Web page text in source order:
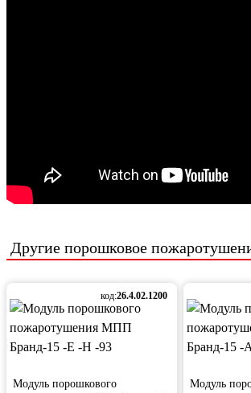
Другие порошковое
код:26.4.02.1200
Модуль порошкового
Модуль